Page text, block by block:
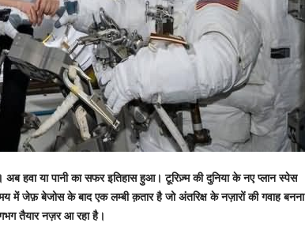
हवा या पानी का सफर इतिहास हुआ। टूरिज़्म की दुनिया के नए प्लान स्पेस
जेफ़ बेजोस के बाद एक लम्बी क़तार है जो अंतरिक्ष के नज़ारों की गवाह बनना
तैयार नज़र आ रहा है।